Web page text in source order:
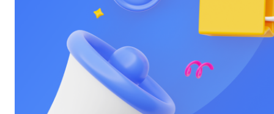
Фотовспышки
Холодильники
Цифровые бинокли